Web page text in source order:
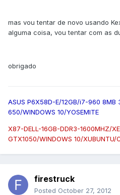
mas vou tentar de novo usando
alguma coisa, vou tentar com as
obrigado
ASUS P6X58D-E/12GB/i7-960 8MB
650/WINDOWS 10/YOSEMITE
X87-DELL-16GB-DDR3-1600MHZ/
GTX1050/WINDOWS 10/XUBUNTU/
firestruck
Posted October 27, 2012